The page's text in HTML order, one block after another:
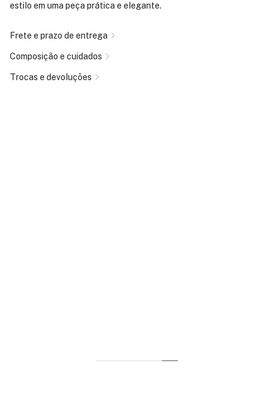
estilo em uma peça prática e elegante.
Frete e prazo de entrega
Composição e cuidados
Trocas e devoluções